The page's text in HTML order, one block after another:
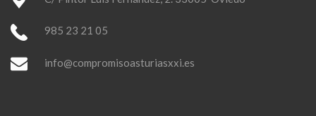
985 23 21 05
info@compromisoasturiasxxi.es